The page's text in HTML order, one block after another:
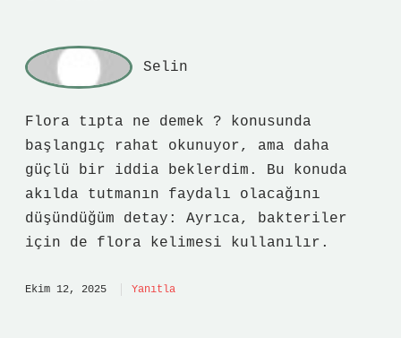
Flora tıpta ne demek ? konusunda
başlangıç rahat okunuyor, ama daha
güçlü bir iddia beklerdim. Bu konuda
akılda tutmanın faydalı olacağını
düşündüğüm detay: Ayrıca, bakteriler
için de flora kelimesi kullanılır.
Ekim 12, 2025 Yanıtla